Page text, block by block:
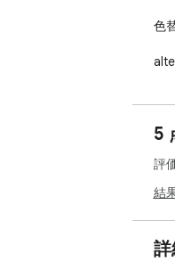
色
更)
右
5
評
結